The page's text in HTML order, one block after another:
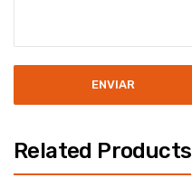
Related Products